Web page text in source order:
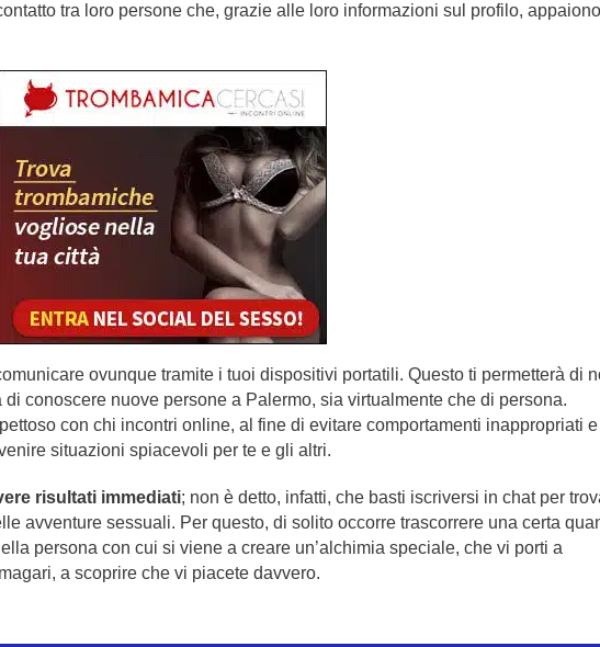
tra loro persone che, grazie alle loro informazioni sul profilo, appaiono
ovunque tramite i tuoi dispositivi portatili. Questo ti permetterà di
conoscere nuove persone a Palermo, sia virtualmente che di persona.
con chi incontri online, al fine di evitare comportamenti inappropriati e
situazioni spiacevoli per te e gli altri.
risultati immediati; non è detto, infatti, che basti iscriversi in chat per
avventure sessuali. Per questo, di solito occorre trascorrere una certa
persona con cui si viene a creare un’alchimia speciale, che vi porti a
a scoprire che vi piacete davvero.